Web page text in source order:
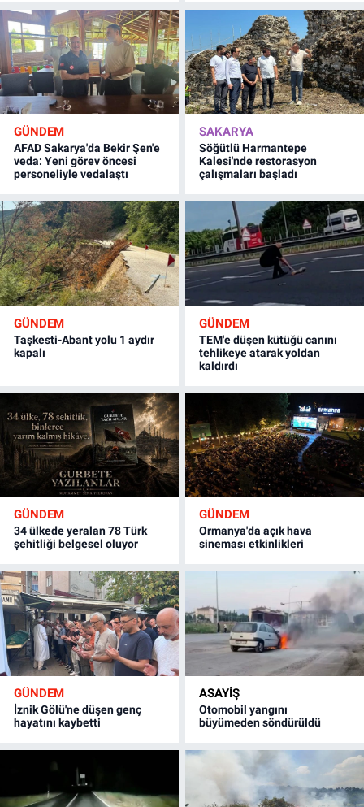
GÜNDEM
AFAD Sakarya'da Bekir Şen'e
veda: Yeni görev öncesi
personeliyle vedalaştı
SAKARYA
Söğütlü Harmantepe
Kalesi'nde restorasyon
çalışmaları başladı
GÜNDEM
Taşkesti-Abant yolu 1 aydır
kapalı
GÜNDEM
TEM'e düşen kütüğü canını
tehlikeye atarak yoldan
kaldırdı
GÜNDEM
34 ülkede yeralan 78 Türk
şehitliği belgesel oluyor
GÜNDEM
Ormanya'da açık hava
sineması etkinlikleri
GÜNDEM
İznik Gölü'ne düşen genç
hayatını kaybetti
ASAYİŞ
Otomobil yangını
büyümeden söndürüldü